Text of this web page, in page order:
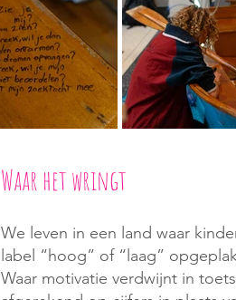
Waar het wringt
We leven in een land waar
label “hoog” of “laag”
Waar motivatie verdwijnt in